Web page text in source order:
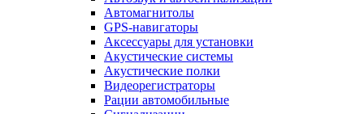
Автомагнитолы
GPS-навигаторы
Аксессуары для установки
Акустические системы
Акустические полки
Видеорегистраторы
Рации автомобильные